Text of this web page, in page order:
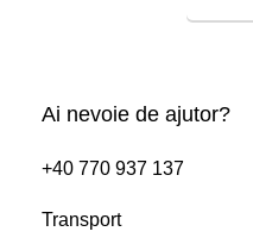
Ai nevoie de ajutor?
+40 770 937 137
Transport